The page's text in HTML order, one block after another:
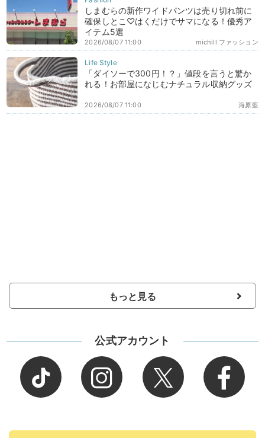
しまむらの新作ワイドパンツは売り切れ前に
確保しとこ♡はくだけでサマになる！優秀ア
イテム5選
michill ファッション
2026/08/07 11:00
「ダイソーで300円！？」値段を言うと驚か
れる！お部屋になじむナチュラル収納グッズ
海原藍
2026/08/07 11:00
もっと見る
公式アカウント